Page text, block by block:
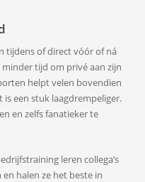
tijdens of direct vóór of ná
tijd om privé aan zijn
helpt velen bovendien
een stuk laagdrempeliger.
en zelfs fanatieker te
leren collega’s
halen ze het beste in